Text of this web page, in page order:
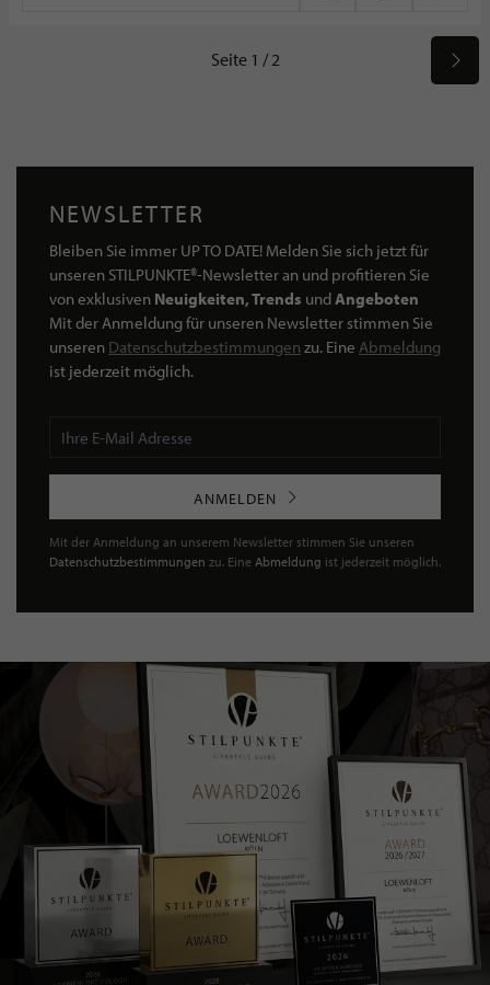
Seite 1 / 2
NEWSLETTER
Bleiben Sie immer UP TO DATE! Melden Sie sich jetzt für
unseren STILPUNKTE®-Newsletter an und profitieren Sie
von exklusiven Neuigkeiten, Trends undAngeboten
Mit der Anmeldung für unseren Newsletter stimmen Sie
unseren Datenschutzbestimmungen zu. Eine Abmeldung
ist jederzeit möglich.
ANMELDEN
Mit der Anmeldung an unserem Newsletter stimmen Sie unseren
Datenschutzbestimmungen zu. Eine Abmeldung ist jederzeit möglich.